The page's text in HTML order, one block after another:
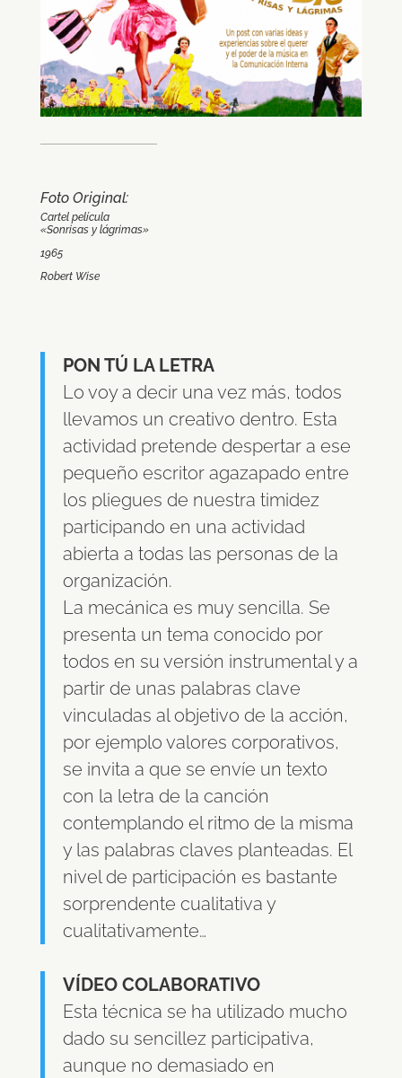
Foto Original:
Cartel película
«Sonrisas y lágrimas»
1965
Robert Wise
PON TÚ LA LETRA
Lo voy a decir una vez más, todos
llevamos un creativo dentro. Esta
actividad pretende despertar a ese
pequeño escritor agazapado entre
los pliegues de nuestra timidez
participando en una actividad
abierta a todas las personas de la
organización.
La mecánica es muy sencilla. Se
presenta un tema conocido por
todos en su versión instrumental y a
partir de unas palabras clave
vinculadas al objetivo de la acción,
por ejemplo valores corporativos,
se invita a que se envíe un texto
con la letra de la canción
contemplando el ritmo de la misma
y las palabras claves planteadas. El
nivel de participación es bastante
sorprendente cualitativa y
cualitativamente…
VÍDEO COLABORATIVO
Esta técnica se ha utilizado mucho
dado su sencillez participativa,
aunque no demasiado en